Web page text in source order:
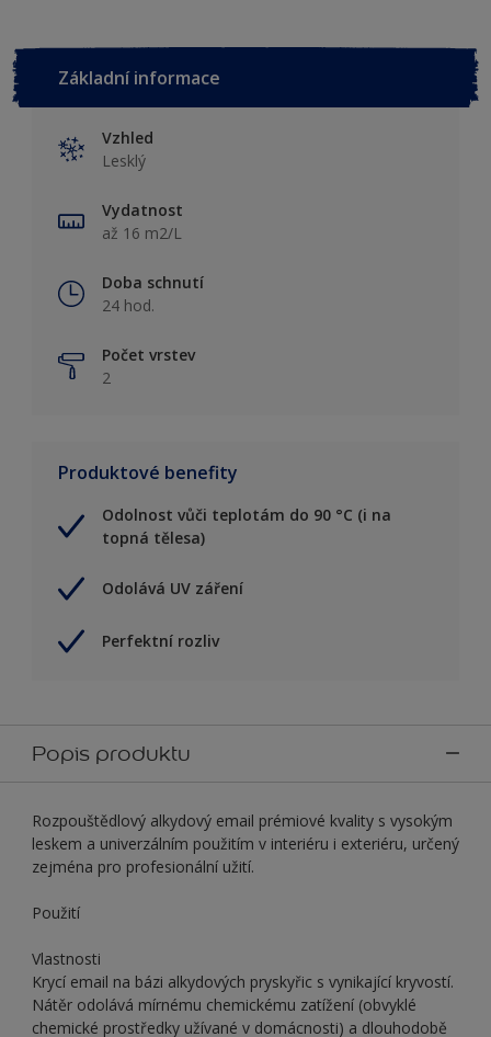
Základní informace
Vzhled
Lesklý
Vydatnost
až 16 m2/L
Doba schnutí
24 hod.
Počet vrstev
2
Produktové benefity
Odolnost vůči teplotám do 90 °C (i na
topná tělesa)
Odolává UV záření
Perfektní rozliv
Popis produktu
Rozpouštědlový alkydový email prémiové kvality s vysokým
leskem a univerzálním použitím v interiéru i exteriéru, určený
zejména pro profesionální užití.
Použití
Vlastnosti
Krycí email na bázi alkydových pryskyřic s vynikající kryvostí.
Nátěr odolává mírnému chemickému zatížení (obvyklé
chemické prostředky užívané v domácnosti) a dlouhodobě